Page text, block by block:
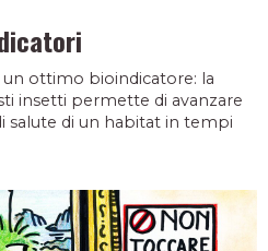
un ottimo bioindicatore: la
insetti permette di avanzare
salute di un habitat in tempi